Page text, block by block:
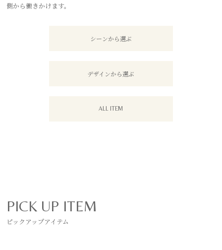
側から働きかけます。
シーンから選ぶ
デザインから選ぶ
ALL ITEM
PICK UP ITEM
ピックアップアイテム